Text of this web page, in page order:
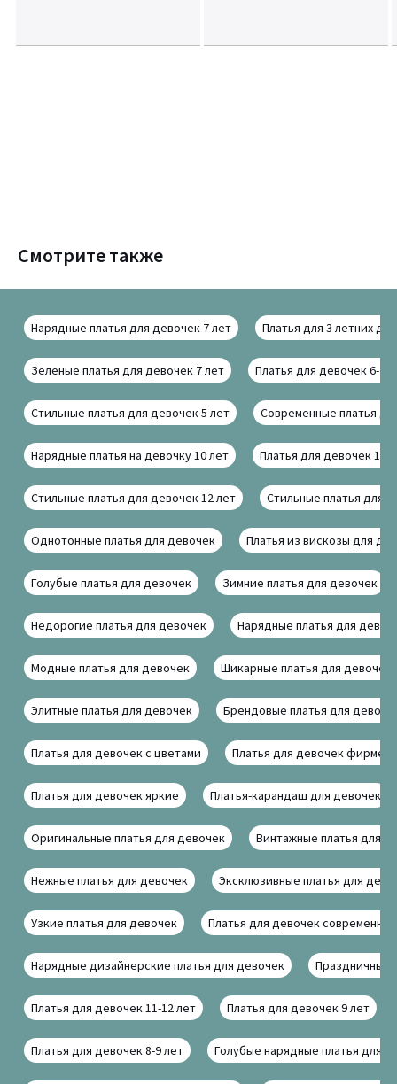
Смотрите также
Нарядные платья для девочек 7 лет Платья для 3 летних
Зеленые платья для девочек 7 лет Платья для девочек 6-7
Стильные платья для девочек 5 лет Современные платья
Нарядные платья на девочку 10 лет Платья для девочек 10
Стильные платья для девочек 12 лет Стильные платья для
Однотонные платья для девочек Платья из вискозы для
Голубые платья для девочек Зимние платья для девочек
Недорогие платья для девочек Нарядные платья для
Модные платья для девочек Шикарные платья для девочек
Элитные платья для девочек Брендовые платья для
Платья для девочек с цветами Платья для девочек
Платья для девочек яркие Платья-карандаш для девочек
Оригинальные платья для девочек Винтажные платья для
Нежные платья для девочек Эксклюзивные платья для
Узкие платья для девочек Платья для девочек современные
Нарядные дизайнерские платья для девочек Праздничные
Платья для девочек 11-12 лет Платья для девочек 9 лет
Платья для девочек 8-9 лет Голубые нарядные платья для